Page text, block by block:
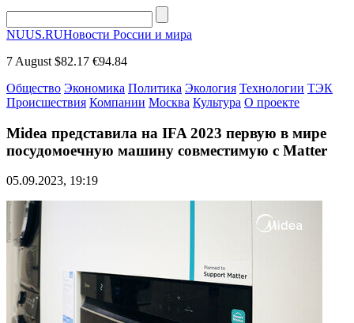
NUUS.RUНовости России и мира
7 August $82.17 €94.84
Общество Экономика Политика Экология Технологии ТЭК
Происшествия Компании Москва Культура О проекте
Midea представила на IFA 2023 первую в мире
посудомоечную машину совместимую с Matter
05.09.2023, 19:19